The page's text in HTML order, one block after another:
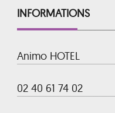
INFORMATIONS
Animo HOTEL
02 40 61 74 02